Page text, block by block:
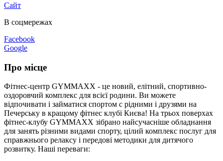
Сайт
В соцмережах
Facebook
Google
Про місце
Фітнес-центр GYMMAXX - це новий, елітний, спортивно-
оздоровчий комплекс для всієї родини. Ви можете
відпочивати і займатися спортом c рідними і друзями на
Печерську в кращому фітнес клубі Києва! На трьох поверхах
фітнес-клубу GYMMAXX зібрано найсучасніше обладнання
для занять різними видами спорту, цілий комплекс послуг для
справжнього релаксу і передові методики для дитячого
розвитку. Наші переваги: